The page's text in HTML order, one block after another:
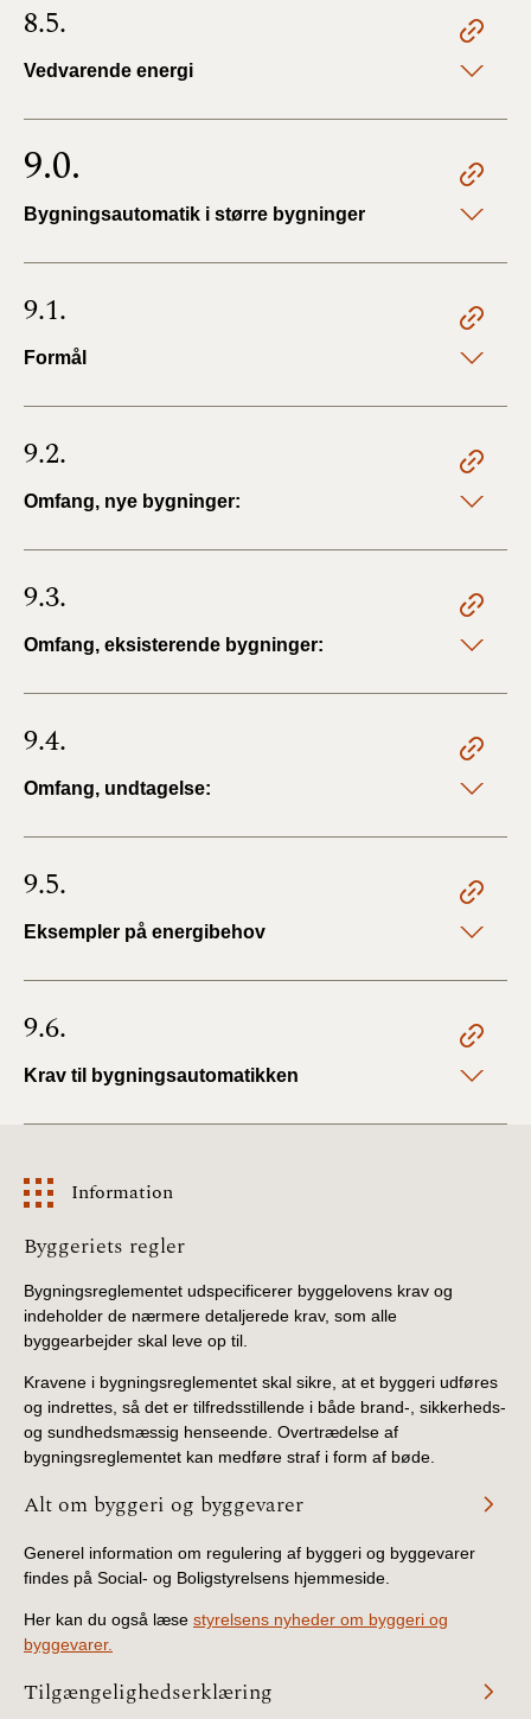
8.5.
Vedvarende energi
9.0.
Bygningsautomatik i større bygninger
9.1.
Formål
9.2.
Omfang, nye bygninger:
9.3.
Omfang, eksisterende bygninger:
9.4.
Omfang, undtagelse:
9.5.
Eksempler på energibehov
9.6.
Krav til bygningsautomatikken
Information
Information
Byggeriets regler
Bygningsreglementet udspecificerer byggelovens krav og
indeholder de nærmere detaljerede krav, som alle
byggearbejder skal leve op til.
Kravene i bygningsreglementet skal sikre, at et byggeri udføres
og indrettes, så det er tilfredsstillende i både brand-, sikkerheds-
og sundhedsmæssig henseende. Overtrædelse af
bygningsreglementet kan medføre straf i form af bøde.
Alt om byggeri og byggevarer
Generel information om regulering af byggeri og byggevarer
findes på Social- og Boligstyrelsens hjemmeside.
Her kan du også læse styrelsens nyheder om byggeri og
byggevarer.
Tilgængelighedserklæring